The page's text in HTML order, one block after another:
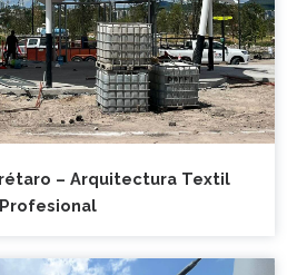
– Arquitectura Textil
Profesional